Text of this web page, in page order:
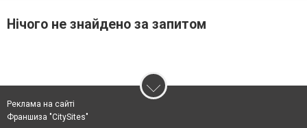
Нічого не знайдено за запитом
Реклама на сайті
Франшиза "CitySites"